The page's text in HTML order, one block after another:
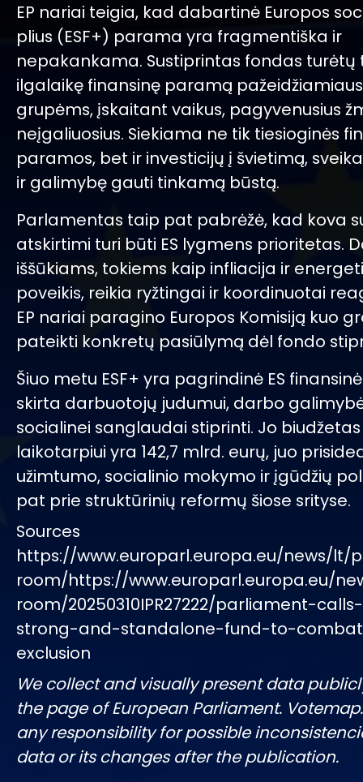
EP nariai teigia, kad dabartinė Europos
plius (ESF+) parama yra fragmentiška ir
nepakankama. Sustiprintas fondas turėtų
ilgalaikę finansinę paramą
grupėms, įskaitant vaikus, pagyvenusius
neįgaliuosius. Siekiama ne tik tiesioginės
paramos, bet ir investicijų į švietimą,
ir galimybę gauti tinkamą būstą.
Parlamentas taip pat pabrėžė, kad kova
atskirtimi turi būti ES lygmens prioritetas.
iššūkiams, tokiems kaip infliacija ir
poveikis, reikia ryžtingai ir koordinuotai
EP nariai paragino Europos Komisiją kuo
pateikti konkretų pasiūlymą dėl fondo
Šiuo metu ESF+ yra pagrindinė ES
skirta darbuotojų judumui, darbo
socialinei sanglaudai stiprinti. Jo biudžetas
laikotarpiui yra 142,7 mlrd. eurų, juo
užimtumo, socialinio mokymo ir įgūdžių
pat prie struktūrinių reformų šiose srityse.
Sources
https://www.europarl.europa.eu/news/lt/
room/https://www.europarl.europa.eu/
room/20250310IPR27222/parliament-
strong-and-standalone-fund-to-
exclusion
We collect and visually present data
the page of European Parliament.
any responsibility for possible
data or its changes after the publication.